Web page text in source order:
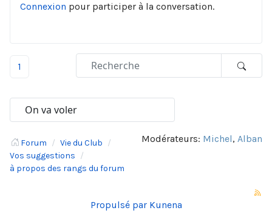
Connexion pour participer à la conversation.
1
Modérateurs: Michel, Alban
Forum
Vie du Club
Vos suggestions
à propos des rangs du forum
Propulsé par Kunena